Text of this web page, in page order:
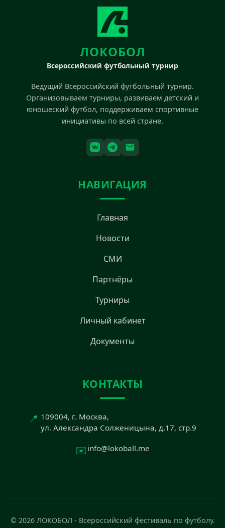
ЛОКОБОЛ
Всероссийский футбольный турнир
Ведущий Всероссийский футбольный турнир.
Организовываем турниры, развиваем детский и
юношеский футбол, поддерживаем спортивные
инициативы по всей стране.
НАВИГАЦИЯ
Главная
Новости
СМИ
Партнёры
Турниры
Личный кабинет
Документы
КОНТАКТЫ
📍 109004, г. Москва,
ул. Александра Солженицына, д.17, стр.9
✉️ info@lokoball.me
© 2026 ЛОКОБОЛ - Всероссийский фестиваль по футболу.